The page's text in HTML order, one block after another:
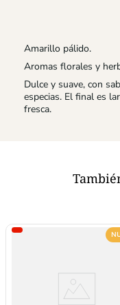
Amarillo pálido.
Aromas florales y
Dulce y suave, con
especias. El final es
fresca.